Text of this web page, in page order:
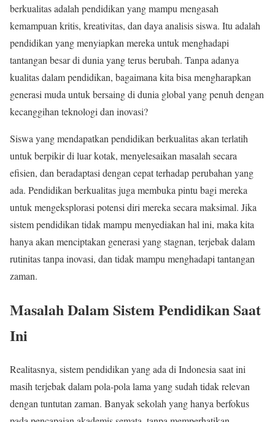
berkualitas adalah pendidikan yang mampu mengasah
kemampuan kritis, kreativitas, dan daya analisis siswa. Itu adalah
pendidikan yang menyiapkan mereka untuk menghadapi
tantangan besar di dunia yang terus berubah. Tanpa adanya
kualitas dalam pendidikan, bagaimana kita bisa mengharapkan
generasi muda untuk bersaing di dunia global yang penuh dengan
kecanggihan teknologi dan inovasi?
Siswa yang mendapatkan pendidikan berkualitas akan terlatih
untuk berpikir di luar kotak, menyelesaikan masalah secara
efisien, dan beradaptasi dengan cepat terhadap perubahan yang
ada. Pendidikan berkualitas juga membuka pintu bagi mereka
untuk mengeksplorasi potensi diri mereka secara maksimal. Jika
sistem pendidikan tidak mampu menyediakan hal ini, maka kita
hanya akan menciptakan generasi yang stagnan, terjebak dalam
rutinitas tanpa inovasi, dan tidak mampu menghadapi tantangan
zaman.
Masalah Dalam Sistem Pendidikan Saat
Ini
Realitasnya, sistem pendidikan yang ada di Indonesia saat ini
masih terjebak dalam pola-pola lama yang sudah tidak relevan
dengan tuntutan zaman. Banyak sekolah yang hanya berfokus